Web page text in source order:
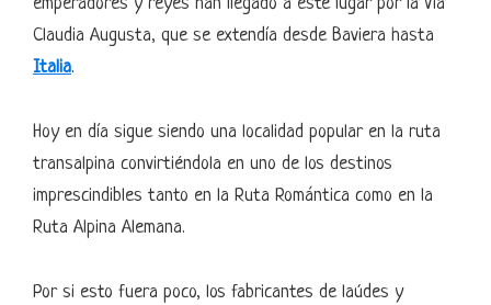
Claudia Augusta, que se extendía desde Baviera hasta
Italia.
Hoy en día sigue siendo una localidad popular en la ruta
transalpina convirtiéndola en uno de los destinos
imprescindibles tanto en la Ruta Romántica como en la
Ruta Alpina Alemana.
Por si esto fuera poco, los fabricantes de laúdes y